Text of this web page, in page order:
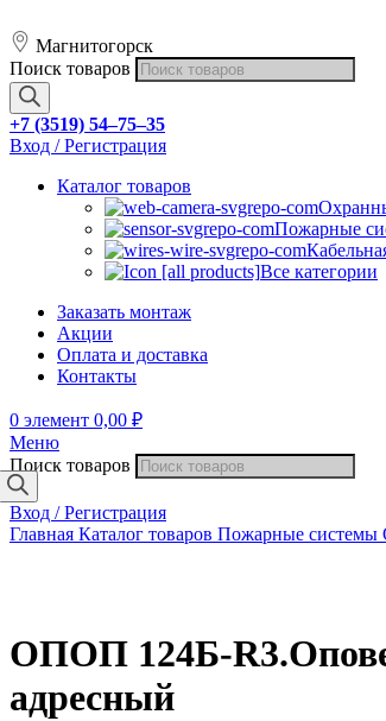
Магнитогорск
Поиск товаров
+7 (3519) 54‒75‒35
Вход / Регистрация
Каталог товаров
Пожарные
Все категории
Заказать монтаж
Акции
Оплата и доставка
Контакты
0 элемент 0,00 ₽
Меню
Поиск товаров
Вход / Регистрация
Главная Каталог товаров Пожарные системы
ОПОП 124Б-
адресный